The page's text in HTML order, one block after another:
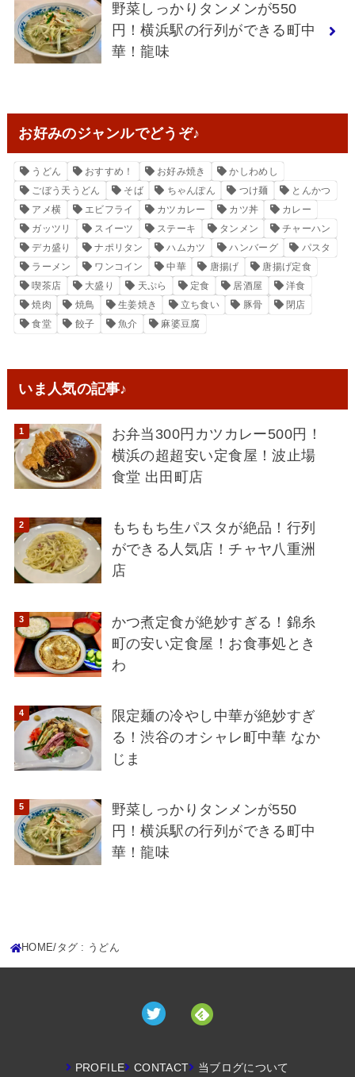
野菜しっかりタンメンが550
円！横浜駅の行列ができる町中
華！龍味
お好みのジャンルでどうぞ♪
うどん おすすめ！ お好み焼き
かしわめし
ごぼう天うどん
そば ちゃんぽん つけ麺
とんかつ
アメ横
エビフライ カツカレー カツ丼
カレー
ガッツリ
スイーツ ステーキ タンメン
チャーハン
デカ盛り
ナポリタン ハムカツ ハンバーグ
パスタ
ラーメン
ワンコイン 中華 唐揚げ
唐揚げ定食
喫茶店
大盛り 天ぷら 定食 居酒屋
洋食
焼肉
焼鳥 生姜焼き 立ち食い 豚骨
閉店
食堂
餃子 魚介 麻婆豆腐
いま人気の記事♪
お弁当300円カツカレー500円！
横浜の超超安い定食屋！波止場
食堂 出田町店
もちもち生パスタが絶品！行列
ができる人気店！チャヤ八重洲
店
かつ煮定食が絶妙すぎる！錦糸
町の安い定食屋！お食事処とき
わ
限定麺の冷やし中華が絶妙すぎ
る！渋谷のオシャレ町中華 なか
じま
野菜しっかりタンメンが550
円！横浜駅の行列ができる町中
華！龍味
HOME タグ : うどん
PROFILE CONTACT 当ブログについて